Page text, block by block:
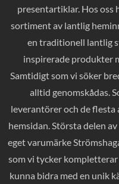
presentartiklar. Hos
sortiment av lantlig
en traditionell lantlig
inspirerade produkter
Samtidigt som vi söker
alltid genomskådas.
leverantörer och de
hemsidan. Största delen
eget varumärke
som vi tycker
kunna bidra med en unik